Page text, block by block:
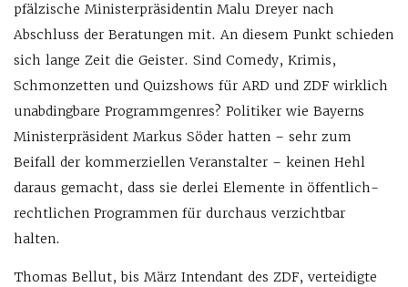
pfälzische Ministerpräsidentin Malu Dreyer nach
Abschluss der Beratungen mit. An diesem Punkt schieden
sich lange Zeit die Geister. Sind Comedy, Krimis,
Schmonzetten und Quizshows für ARD und ZDF wirklich
unabdingbare Programmgenres? Politiker wie Bayerns
Ministerpräsident Markus Söder hatten – sehr zum
Beifall der kommerziellen Veranstalter – keinen Hehl
daraus gemacht, dass sie derlei Elemente in öffentlich-
rechtlichen Programmen für durchaus verzichtbar
halten.
Thomas Bellut, bis März Intendant des ZDF, verteidigte